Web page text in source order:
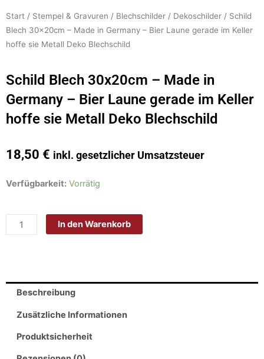
Start / Stempel & Gravuren / Blechschilder / Dekoschilder / Schild
Blech 30x20cm – Made in Germany – Bier Laune gerade im Keller
hoffe sie Metall Deko Blechschild
Schild Blech 30x20cm – Made in
Germany – Bier Laune gerade im Keller
hoffe sie Metall Deko Blechschild
18,50 € inkl. gesetzlicher Umsatzsteuer
Verfügbarkeit: Vorrätig
Schild
-
Bier
Laune
Keller
In den Warenkorb
Beschreibung
Zusätzliche Informationen
Produktsicherheit